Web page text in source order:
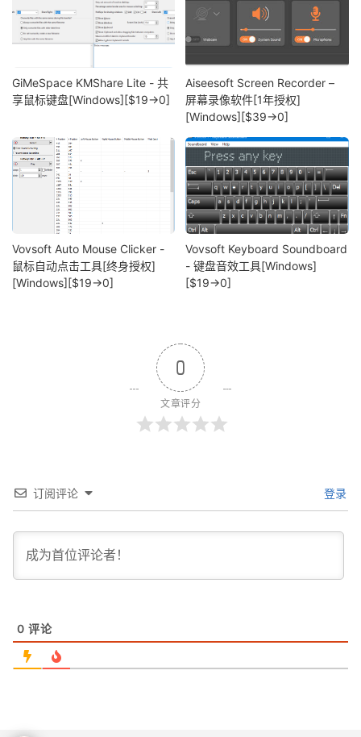
GiMeSpace KMShare Lite - 共
享鼠标键盘[Windows][$19→0]
Aiseesoft Screen Recorder –
屏幕录像软件[1年授权]
[Windows][$39→0]
Vovsoft Auto Mouse Clicker -
鼠标自动点击工具[终身授权]
[Windows][$19→0]
Vovsoft Keyboard Soundboard
- 键盘音效工具[Windows]
[$19→0]
0
文章评分
订阅评论 登录
0 评论